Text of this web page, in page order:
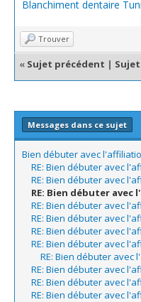
Blanchiment dentaire
Trouver
« Sujet précédent |
Messages dans ce sujet
Bien débuter avec
RE: Bien débuter avec
RE: Bien débuter avec
RE: Bien débuter avec
RE: Bien débuter avec
RE: Bien débuter avec
RE: Bien débuter avec
RE: Bien débuter avec
RE: Bien débuter avec
RE: Bien débuter avec
RE: Bien débuter avec
RE: Bien débuter avec